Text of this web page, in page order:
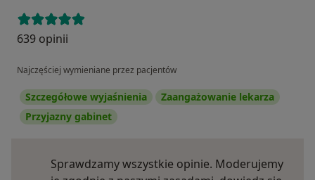
639 opinii
Najczęściej wymieniane przez pacjentów
Szczegółowe wyjaśnienia
Zaangażowanie lekarza
Przyjazny gabinet
Sprawdzamy wszystkie opinie. Moderujemy